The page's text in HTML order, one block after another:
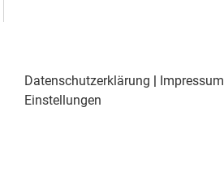
Datenschutzerklärung Impressum
Einstellungen